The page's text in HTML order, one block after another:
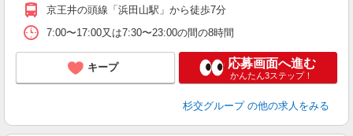
京王井の頭線「浜田山駅」から徒歩7分
7:00〜17:00又は7:30〜23:00の間の8時間
キープ 応募画面へ進む
かんたん3ステップ！
杉交グループ の他の求人をみる